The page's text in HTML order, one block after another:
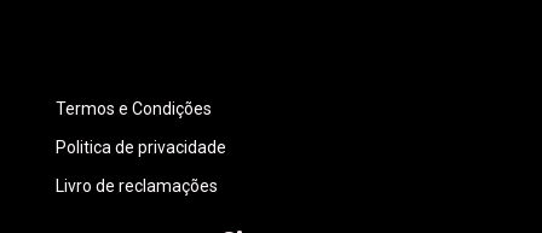
Termos e Condições
Politica de privacidade
Livro de reclamações